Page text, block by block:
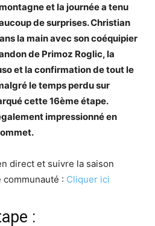
et la journée a tenu
de surprises. Christian
la main avec son coéquipier
de Primoz Roglic, la
et la confirmation de tout le
le temps perdu sur
cette 16ème étape.
impressionné en
direct et suivre la saison
: Cliquer ici
: